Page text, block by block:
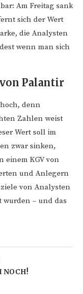
Am Freitag sank
sich der Wert
die Analysten
wenn man sich
Palantir
denn
Zahlen weist
Wert soll im
zwar sinken,
einem KGV von
und Anlegern
von Analysten
wurden – und das
NOCH!